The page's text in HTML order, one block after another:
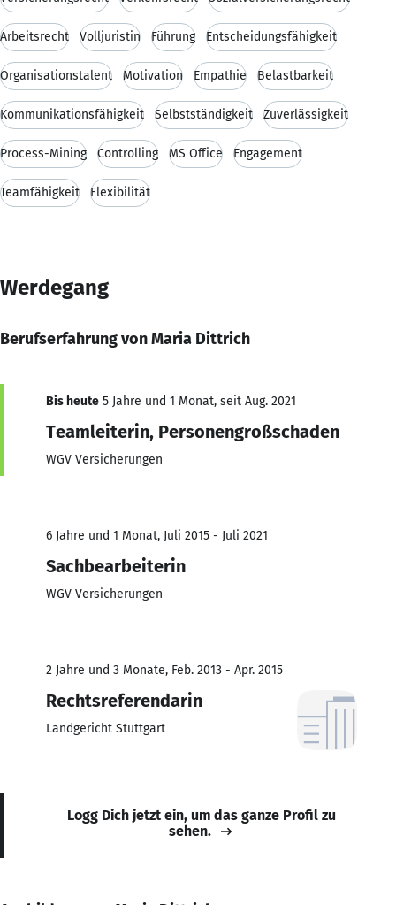
Arbeitsrecht Volljuristin Führung Entscheidungsfähigkeit
Organisationstalent Motivation Empathie Belastbarkeit
Kommunikationsfähigkeit Selbstständigkeit Zuverlässigkeit
Process-Mining Controlling MS Office Engagement
Teamfähigkeit Flexibilität
Werdegang
Berufserfahrung von Maria Dittrich
Bis heute 5 Jahre und 1 Monat, seit Aug. 2021
Teamleiterin, Personengroßschaden
WGV Versicherungen
6 Jahre und 1 Monat, Juli 2015 - Juli 2021
Sachbearbeiterin
WGV Versicherungen
2 Jahre und 3 Monate, Feb. 2013 - Apr. 2015
Rechtsreferendarin
Landgericht Stuttgart
Logg Dich jetzt ein, um das ganze Profil zu
sehen.